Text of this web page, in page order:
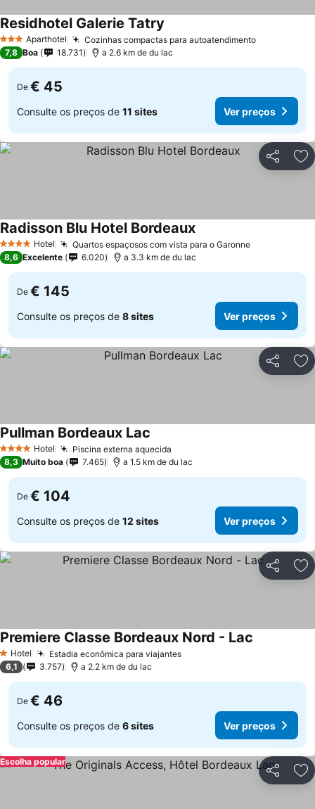
3 EstrelasAparthotel Cozinhas compactas para autoatendimento
Residhotel Galerie Tatry
7,8 Boa 18.731 a 2.6 km de du lac
De € 45
Consulte os preços de 11 sites Ver preços
Partilhar
4 EstrelasHotel Quartos espaçosos com vista para o Garonne
Radisson Blu Hotel Bordeaux
8,6 Excelente 6.020 a 3.3 km de du lac
De € 145
Consulte os preços de 8 sites Ver preços
Partilhar
4 EstrelasHotel Piscina externa aquecida
Pullman Bordeaux Lac
8,3 Muito boa 7.465 a 1.5 km de du lac
De € 104
Consulte os preços de 12 sites Ver preços
Partilhar
1 Estrelas
Hotel Estadia econômica para viajantes
Premiere Classe Bordeaux Nord - Lac
6,1 3.757 a 2.2 km de du lac
De € 46
Consulte os preços de 6 sites Ver preços
Partilhar
Escolha popular